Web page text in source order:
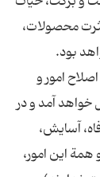
محصولات،
بود.
امور و
آمد و در
آسايش،
اين امور،